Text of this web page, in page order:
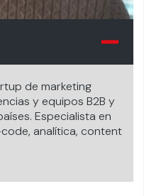
de marketing
y equipos B2B y
Especialista en
analítica, content